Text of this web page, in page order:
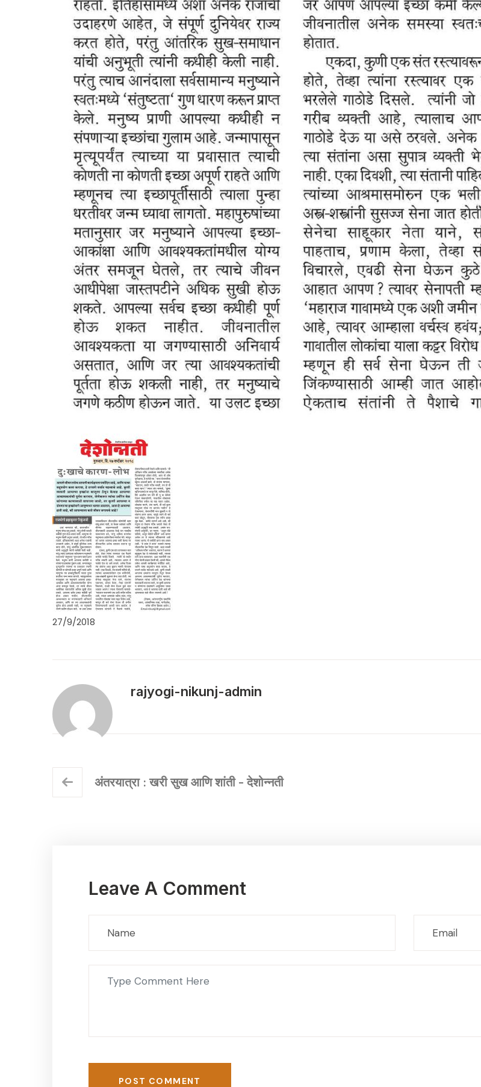
27/9/2018
rajyogi-nikunj-admin
अंतरयात्रा : खरी सुख आणि शांती - देशोन्नती
Leave A Comment
POST COMMENT